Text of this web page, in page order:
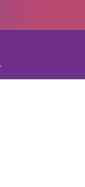
روزہ اور